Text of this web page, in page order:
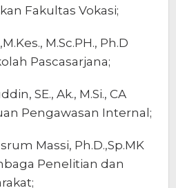
Fakultas Vokasi;
M.Sc.PH., Ph.D
Pascasarjana;
SE., Ak., M.Si., CA
Pengawasan Internal;
Massi, Ph.D.,Sp.MK
Penelitian dan